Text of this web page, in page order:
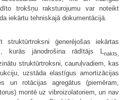
trokšņu raksturojumu var noteikt
iekārtu tehniskajā dokumentācijā.
ģenerējošas iekārtas
kurās jānodrošina rādītājs Lnakts,
struktūrtroksni, cauruļvadiem, kas
uzstāda elastīgus amortizācijas
un rotācijas agregātus (piemēram,
montē uz vibroizolatoriem, un nav